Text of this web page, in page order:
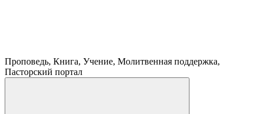
Проповедь, Книга, Учение, Молитвенная поддержка,
Пасторский портал